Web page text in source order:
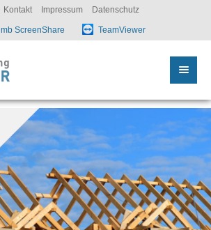
Kontakt Impressum Datenschutz
mb ScreenShare TeamViewer